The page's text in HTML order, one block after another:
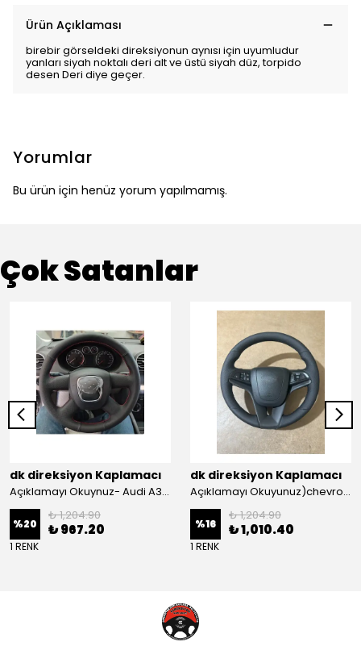
Ürün Açıklaması
birebir görseldeki direksiyonun aynısı için uyumludur
yanları siyah noktalı deri alt ve üstü siyah düz, torpido
desen Deri diye geçer.
Yorumlar
Bu ürün için henüz yorum yapılmamış.
Çok Satanlar
dk direksiyon Kaplamacı
Açıklamayı Okuynuz- Audi A3 Sportback Araca Özel Direksiyon Kılıfı Kırmızı Ipli
%20
₺ 1,204.90
₺ 967.20
1 RENK
dk direksiyon Kaplamacı
Açıklamayı Okuyunuz)chevrolet Aveo Lt-ls Araca Özel Direksiyon Kılıfı (plastik Kapaksız Direksiyon
%16
₺ 1,204.90
₺ 1,010.40
1 RENK